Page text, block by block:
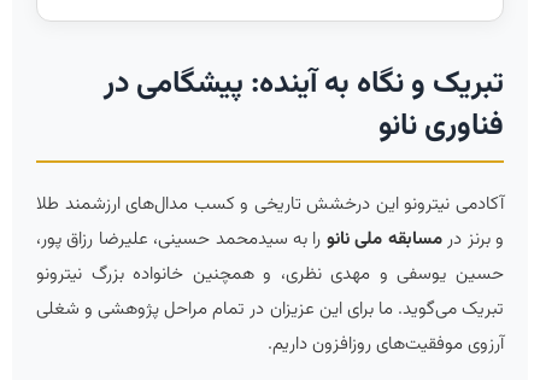
تبریک و نگاه به آینده: پیشگامی در
فناوری نانو
آکادمی نیترونو این درخشش تاریخی و کسب مدال‌های ارزشمند طلا
و برنز درمسابقه ملی نانو را به سیدمحمد حسینی، علیرضا رزاق پور،
حسین یوسفی و مهدی نظری، و همچنین خانواده بزرگ نیترونو
تبریک می‌گوید. ما برای این عزیزان در تمام مراحل پژوهشی و شغلی
آرزوی موفقیت‌های روزافزون داریم.